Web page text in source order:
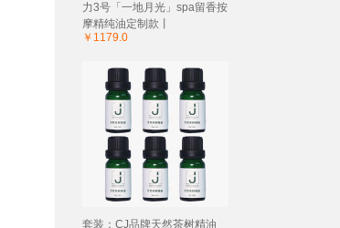
力3号「一地月光」spa留香按
摩精纯油定制款丨
￥1179.0
套装：CJ品牌天然茶树精油